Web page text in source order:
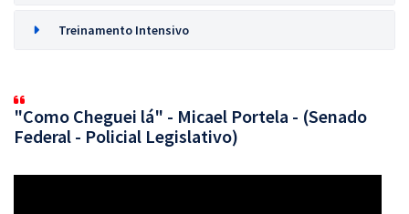
Treinamento Intensivo
"Como Cheguei lá" - Micael Portela - (Senado
Federal - Policial Legislativo)